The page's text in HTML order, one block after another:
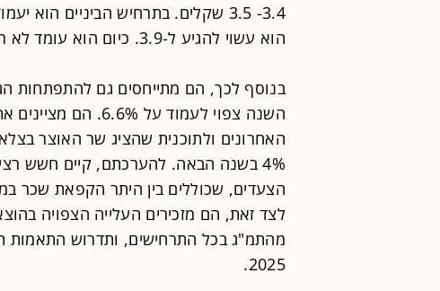
הוא עשוי להגיע ל-3.9. כיום הוא עומד לא רחוק משם - על 3.81 שקלים לדולר אחד.
בנוסף לכך, הם מתייחסים גם להתפתחות
השנה צפוי לעמוד על
האחרונים ולתוכנית שהציג שר האוצר
4% בשנה הבאה. להערכתם, קיים חשש
הצעדים, שכוללים בין היתר הקפאת שכר
מהתמ"ג בכל התרחישים, ותדרוש התאמות
2025.